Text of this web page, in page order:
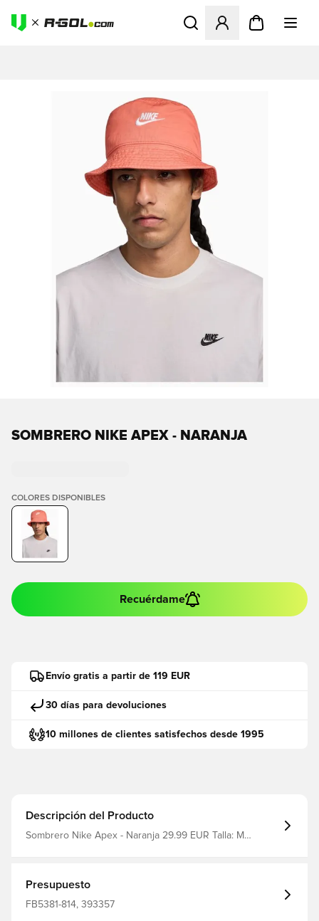
Abre un modal para iniciar
SOMBRERO NIKE APEX - NARANJA
COLORES DISPONIBLES
Recuérdame
Envío gratis a partir de 119 EUR
30 días para devoluciones
10 millones de clientes satisfechos desde 1995
Descripción del Producto
Sombrero Nike Apex - Naranja 29.99 EUR Talla: M
Presupuesto
FB5381-814, 393357